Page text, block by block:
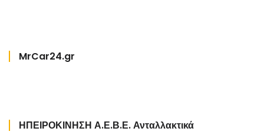
MrCar24.gr
ΗΠΕΙΡΟΚΙΝΗΣΗ Α.Ε.Β.Ε. Ανταλλακτικά